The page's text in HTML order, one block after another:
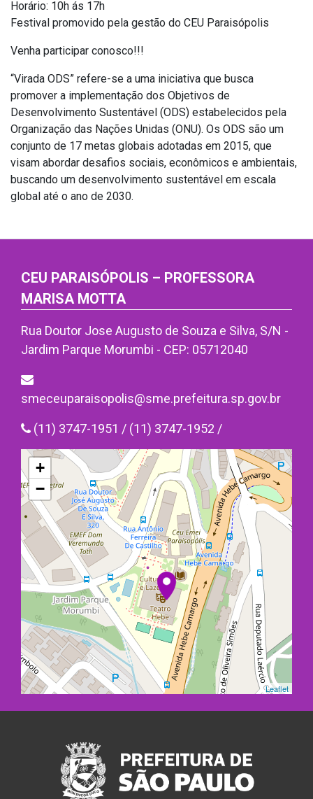
Horário: 10h ás 17h
Festival promovido pela gestão do CEU Paraisópolis
Venha participar conosco!!!
“Virada ODS” refere-se a uma iniciativa que busca
promover a implementação dos Objetivos de
Desenvolvimento Sustentável (ODS) estabelecidos pela
Organização das Nações Unidas (ONU). Os ODS são um
conjunto de 17 metas globais adotadas em 2015, que
visam abordar desafios sociais, econômicos e ambientais,
buscando um desenvolvimento sustentável em escala
global até o ano de 2030.
CEU PARAISÓPOLIS – PROFESSORA
MARISA MOTTA
Rua Doutor Jose Augusto de Souza e Silva, S/N -
Jardim Parque Morumbi - CEP: 05712040
smeceuparaisopolis@sme.prefeitura.sp.gov.br
(11) 3747-1951 / (11) 3747-1952 /
+
−
Leaflet